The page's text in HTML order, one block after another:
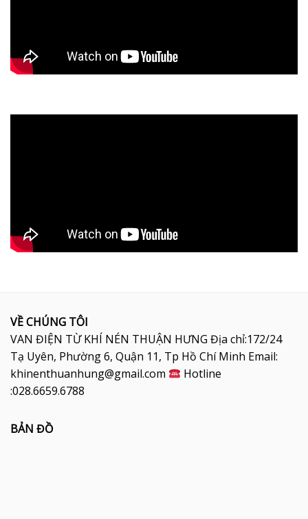
VỀ CHÚNG TÔI
VAN ĐIỆN TỪ KHÍ NÉN THUẬN HƯNG Địa chỉ:172/24
Tạ Uyên, Phường 6, Quận 11, Tp Hồ Chí Minh Email:
khinenthuanhung@gmail.com
Hotline
:028.6659.6788
BẢN ĐỒ